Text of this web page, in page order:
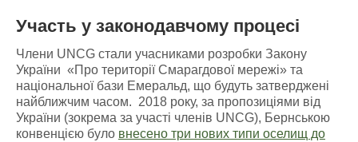
Участь у законодавчому процесі
Члени UNCG стали учасниками розробки Закону
України «Про території Смарагдової мережі» та
національної бази Емеральд, що будуть затверджені
найближчим часом. 2018 року, за пропозиціями від
України (зокрема за участі членів UNCG), Бернською
конвенцією було внесено три нових типи оселищ до